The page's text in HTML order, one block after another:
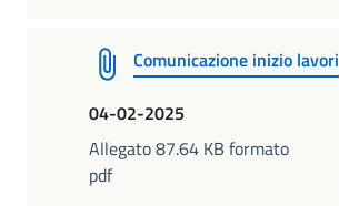
Comunicazione inizio lavori
04-02-2025
Allegato 87.64 KB formato
pdf